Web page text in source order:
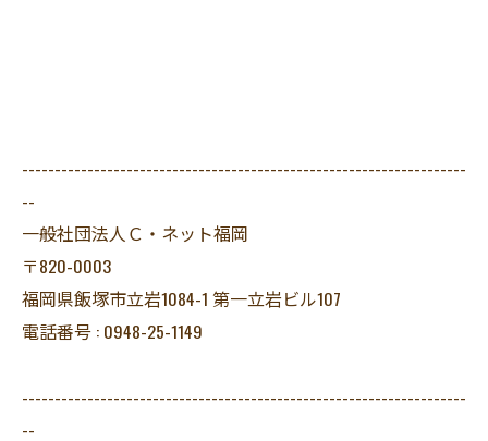
--------------------------------------------------------------------
--
一般社団法人Ｃ・ネット福岡
〒820-0003
福岡県飯塚市立岩1084-1 第一立岩ビル107
電話番号 : 0948-25-1149
--------------------------------------------------------------------
--